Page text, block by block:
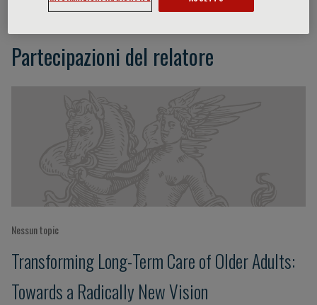
Partecipazioni del relatore
Nessun topic
Transforming Long-Term Care of Older Adults:
Towards a Radically New Vision